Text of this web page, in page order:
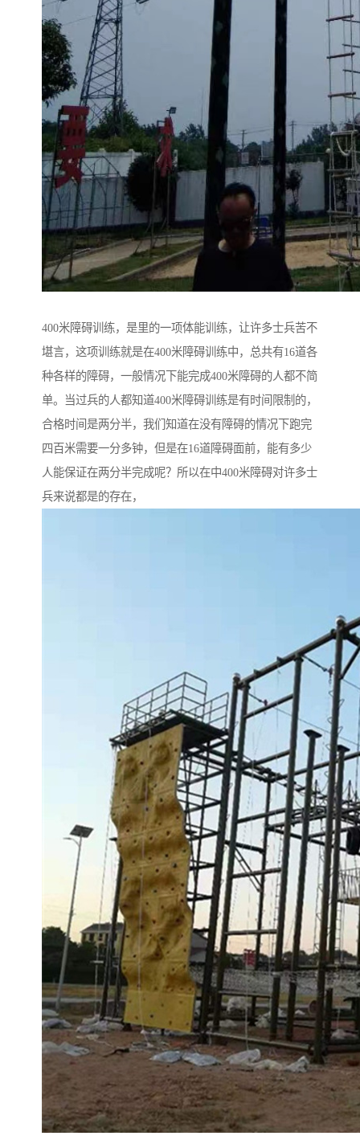
400米障碍训练，是里的一项体能训练，让许多士兵苦不
堪言，这项训练就是在400米障碍训练中，总共有16道各
种各样的障碍，一般情况下能完成400米障碍的人都不简
单。当过兵的人都知道400米障碍训练是有时间限制的，
合格时间是两分半，我们知道在没有障碍的情况下跑完
四百米需要一分多钟，但是在16道障碍面前，能有多少
人能保证在两分半完成呢？所以在中400米障碍对许多士
兵来说都是的存在，